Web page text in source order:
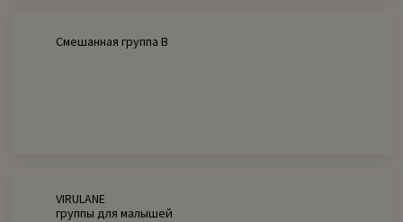
Смешанная группа В
VIRULANE
группы для малышей